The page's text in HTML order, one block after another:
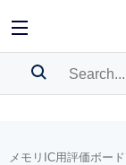
BOOKMARK
メモリIC用評価ボード